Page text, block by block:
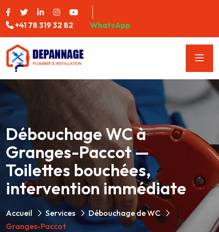
+41 78 319 32 82 WhatsApp
Débouchage WC à
Granges-Paccot —
Toilettes bouchées,
intervention immédiate
Accueil Services
Débouchage de WC
Granges-Paccot